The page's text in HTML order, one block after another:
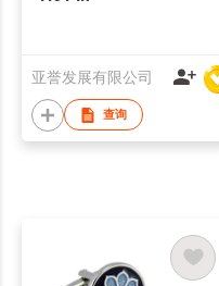
亚誉发展有限公司
查询